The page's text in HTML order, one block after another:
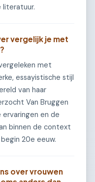
literatuur.
vergelijk je met
met
essayistische stijl
van haar
Van Bruggen
en de
binnen de context
20e eeuw.
over vrouwen